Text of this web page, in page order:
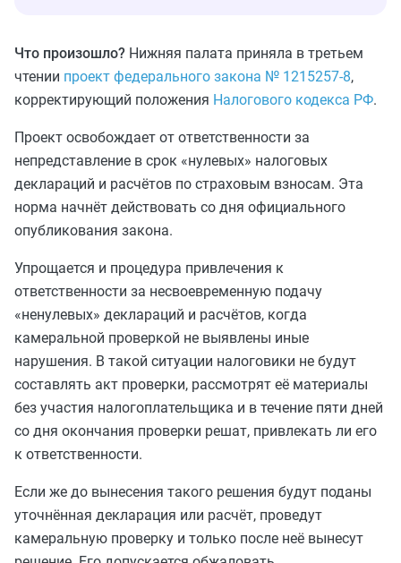
Что произошло? Нижняя палата приняла в третьем
чтении проект федерального закона № 1215257-8,
корректирующий положения Налогового кодекса РФ.
Проект освобождает от ответственности за
непредставление в срок «нулевых» налоговых
деклараций и расчётов по страховым взносам. Эта
норма начнёт действовать со дня официального
опубликования закона.
Упрощается и процедура привлечения к
ответственности за несвоевременную подачу
«ненулевых» деклараций и расчётов, когда
камеральной проверкой не выявлены иные
нарушения. В такой ситуации налоговики не будут
составлять акт проверки, рассмотрят её материалы
без участия налогоплательщика и в течение пяти дней
со дня окончания проверки решат, привлекать ли его
к ответственности.
Если же до вынесения такого решения будут поданы
уточнённая декларация или расчёт, проведут
камеральную проверку и только после неё вынесут